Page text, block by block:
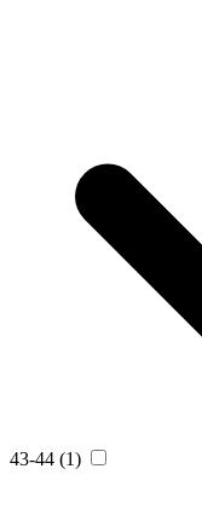
43-44 (1)